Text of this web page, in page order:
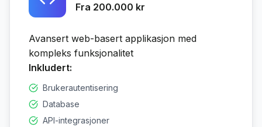
Fra 200.000 kr
Avansert web-basert applikasjon med
kompleks funksjonalitet
Inkludert:
Brukerautentisering
Database
API-integrasjoner